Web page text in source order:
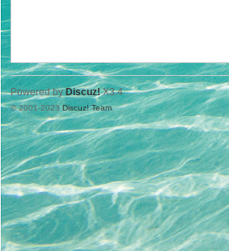
Powered byDiscuz! X3.4
© 2001-2023 Discuz! Team.